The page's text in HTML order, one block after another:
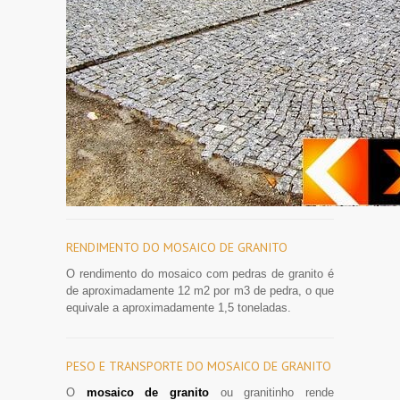
RENDIMENTO DO MOSAICO DE GRANITO
O rendimento do mosaico com pedras de granito é
de aproximadamente 12 m2 por m3 de pedra, o que
equivale a aproximadamente 1,5 toneladas.
PESO E TRANSPORTE DO MOSAICO DE GRANITO
O mosaico de granito ou granitinho rende